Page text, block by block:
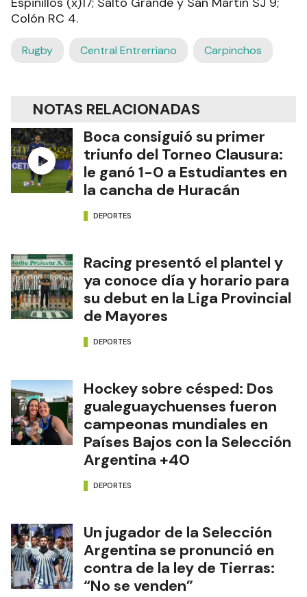
Colón RC 4.
Rugby Central Entrerriano Carpinchos
NOTAS RELACIONADAS
Boca consiguió su primer
triunfo del Torneo Clausura:
le ganó 1-0 a Estudiantes en
la cancha de Huracán
DEPORTES
Racing presentó el plantel y
ya conoce día y horario para
su debut en la Liga Provincial
de Mayores
DEPORTES
Hockey sobre césped: Dos
gualeguaychuenses fueron
campeonas mundiales en
Países Bajos con la Selección
Argentina +40
DEPORTES
Un jugador de la Selección
Argentina se pronunció en
contra de la ley de Tierras:
“No se venden”